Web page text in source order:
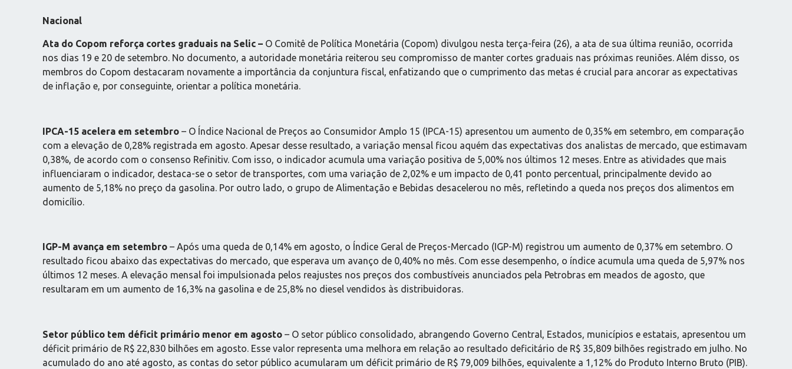
Nacional
Ata do Copom reforça cortes graduais na Selic – O Comitê de Política Monetária (Copom) divulgou nesta terça-feira (26), a ata de sua última reunião, ocorrida
nos dias 19 e 20 de setembro. No documento, a autoridade monetária reiterou seu compromisso de manter cortes graduais nas próximas reuniões. Além disso, os
membros do Copom destacaram novamente a importância da conjuntura fiscal, enfatizando que o cumprimento das metas é crucial para ancorar as expectativas
de inflação e, por conseguinte, orientar a política monetária.
IPCA-15 acelera em setembro – O Índice Nacional de Preços ao Consumidor Amplo 15 (IPCA-15) apresentou um aumento de 0,35% em setembro, em comparação
com a elevação de 0,28% registrada em agosto. Apesar desse resultado, a variação mensal ficou aquém das expectativas dos analistas de mercado, que estimavam
0,38%, de acordo com o consenso Refinitiv. Com isso, o indicador acumula uma variação positiva de 5,00% nos últimos 12 meses. Entre as atividades que mais
influenciaram o indicador, destaca-se o setor de transportes, com uma variação de 2,02% e um impacto de 0,41 ponto percentual, principalmente devido ao
aumento de 5,18% no preço da gasolina. Por outro lado, o grupo de Alimentação e Bebidas desacelerou no mês, refletindo a queda nos preços dos alimentos em
domicílio.
IGP-M avança em setembro – Após uma queda de 0,14% em agosto, o Índice Geral de Preços-Mercado (IGP-M) registrou um aumento de 0,37% em setembro. O
resultado ficou abaixo das expectativas do mercado, que esperava um avanço de 0,40% no mês. Com esse desempenho, o índice acumula uma queda de 5,97% nos
últimos 12 meses. A elevação mensal foi impulsionada pelos reajustes nos preços dos combustíveis anunciados pela Petrobras em meados de agosto, que
resultaram em um aumento de 16,3% na gasolina e de 25,8% no diesel vendidos às distribuidoras.
Setor público tem déficit primário menor em agosto – O setor público consolidado, abrangendo Governo Central, Estados, municípios e estatais, apresentou um
déficit primário de R$ 22,830 bilhões em agosto. Esse valor representa uma melhora em relação ao resultado deficitário de R$ 35,809 bilhões registrado em julho. No
acumulado do ano até agosto, as contas do setor público acumularam um déficit primário de R$ 79,009 bilhões, equivalente a 1,12% do Produto Interno Bruto (PIB).